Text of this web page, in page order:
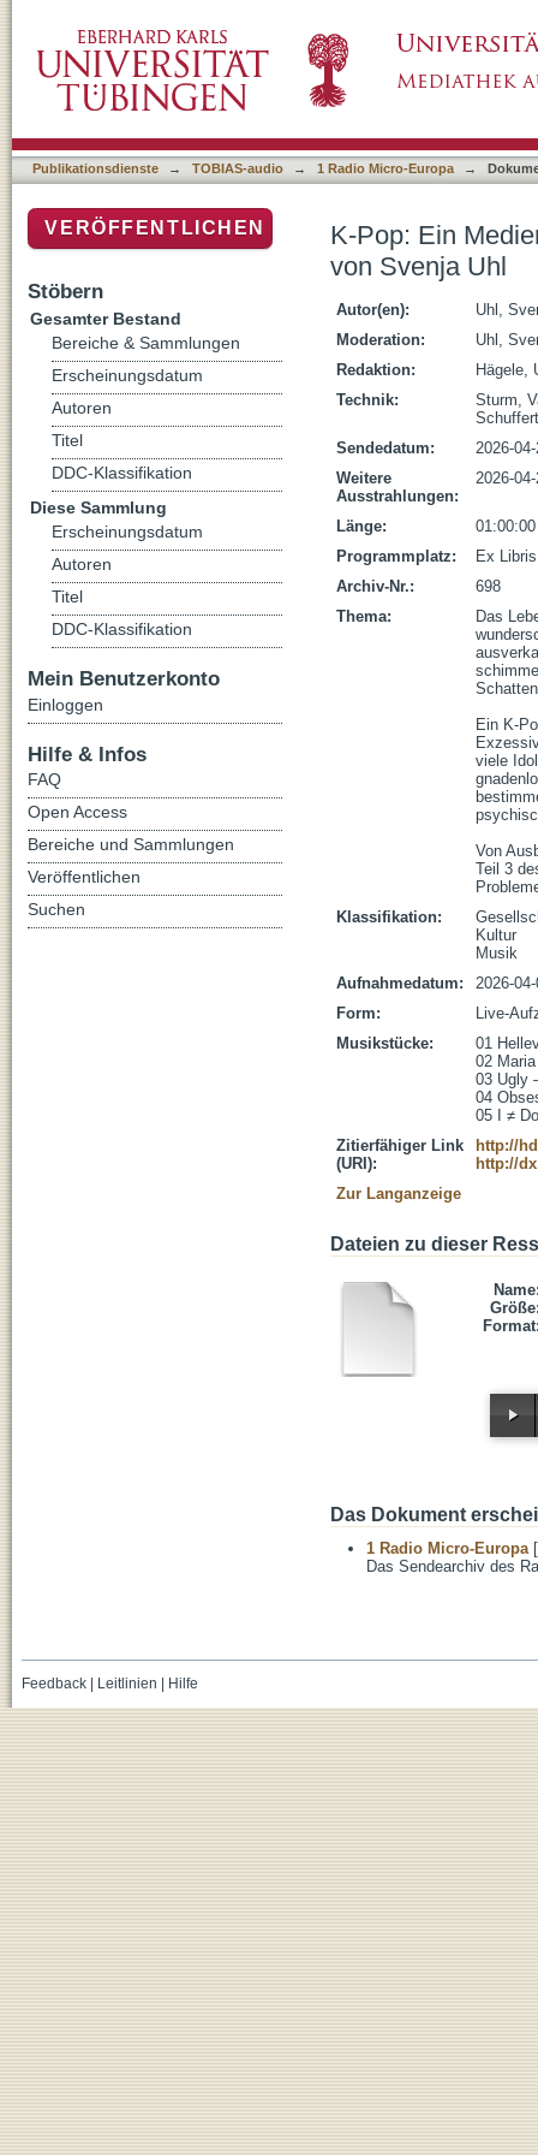
Publikationsdienste → TOBIAS-audio → 1 Radio Micro-Europa →
K-Pop: Ein
von Svenja Uhl
Autor(en):
Uhl,
Moderation:
Uhl,
Redaktion:
Hägele,
Technik:
Sturm,
Sendedatum:
2026-
Weitere
Ausstrahlungen:
2026-
Länge:
01:00:00
Programmplatz:
Ex Libris
Archiv-Nr.:
698
Thema:
Das
Ein K-
viele
Von
Teil 3
Klassifikation:
Kultur
Musik
Aufnahmedatum:
2026-
Form:
Live-
Musikstücke:
01
02
03 Ugly
04
05 I ≠
Zitierfähiger Link
(URI):
http://
http://
Zur Langanzeige
Dateien zu dieser
Das Dokument
1 Radio Micro-Europa
Das Sendearchiv des
VERÖFFENTLICHEN
Stöbern
Gesamter Bestand
Bereiche & Sammlungen
Erscheinungsdatum
Autoren
Titel
DDC-Klassifikation
Diese Sammlung
Erscheinungsdatum
Autoren
Titel
DDC-Klassifikation
Mein Benutzerkonto
Einloggen
Hilfe & Infos
FAQ
Open Access
Bereiche und Sammlungen
Veröffentlichen
Suchen
Feedback| Leitlinien Hilfe